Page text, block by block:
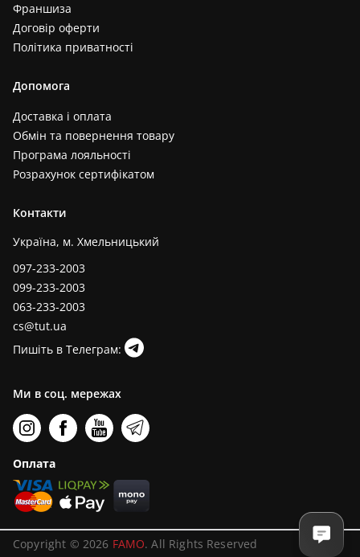
Франшиза
Договір оферти
Політика приватності
Допомога
Доставка і оплата
Обмін та повернення товару
Програма лояльності
Розрахунок сертифікатом
Контакти
Україна, м. Хмельницький
097-233-2003
099-233-2003
063-233-2003
cs@tut.ua
Пишіть в Телеграм:
Ми в соц. мережах
Оплата
Copyright © 2026 FAMO. All Rights Reserved